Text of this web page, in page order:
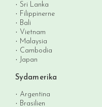
Sri Lanka
Filippinerne
Bali
Vietnam
Malaysia
Cambodia
Japan
Sydamerika
Argentina
Brasilien